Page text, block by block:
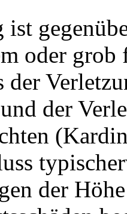
oder grob
der
der
der